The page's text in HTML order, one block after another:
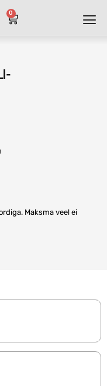
0
Maksma veel ei